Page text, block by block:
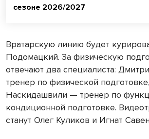
сезоне 2026/2027
Вратарскую линию будет
Подомацкий. За физическую
отвечают два специалиста:
тренер по физической
Наскидашвили — тренер по
кондиционной подготовке.
станут Олег Куликов и Игнат